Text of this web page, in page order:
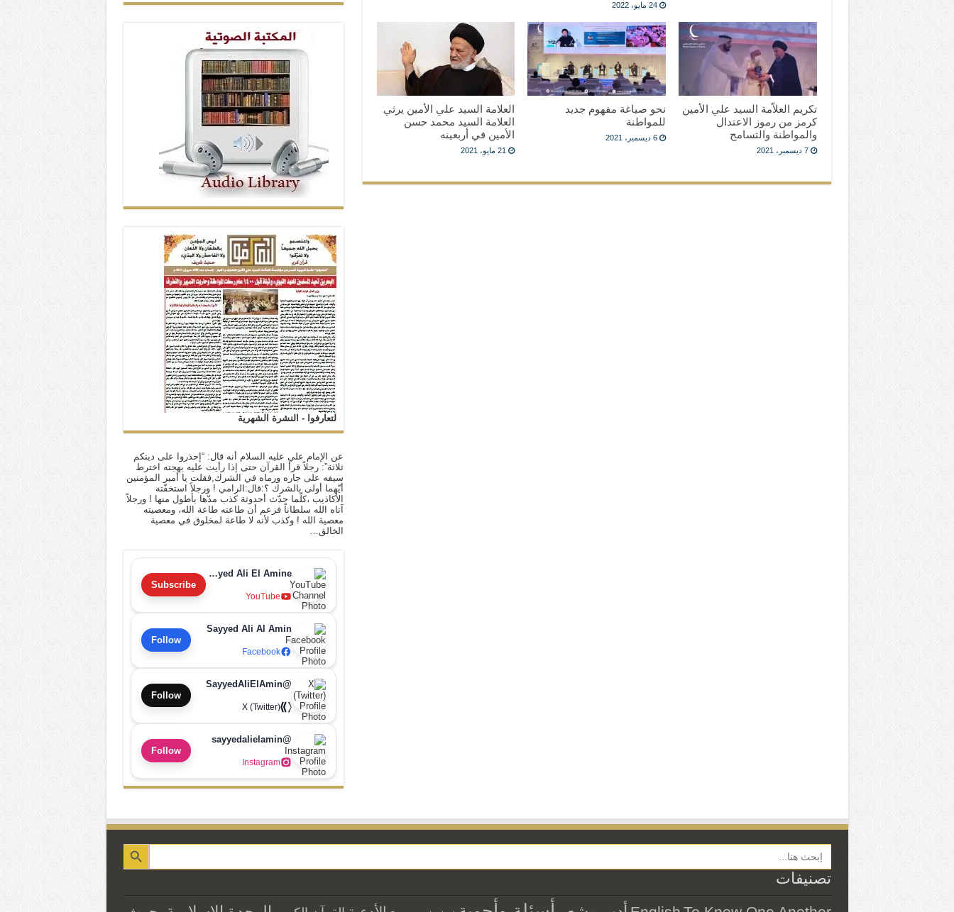
24 مايو، 2022
تكريم العلاّمة السيد علي الأمين
كرمز من رموز الاعتدال
والمواطنة والتسامح
7 ديسمبر، 2021
نحو صياغة مفهوم جديد
للمواطنة
6 ديسمبر، 2021
العلامة السيد علي الأمين يرثي
العلامة السيد محمد حسن
الأمين في أربعينه
21 مايو، 2021
لتعارفوا - النشرة الشهرية
عن الإمام علي عليه السلام أنه قال: “إحذروا على دينكم
ثلاثة”: رجلاً قرأ القرآن حتى إذا رأيت عليه بهجته اخترط
سيفه على جاره ورماه في الشرك,فقلت يا أمير المؤمنين
أيّهما أولى بالشرك ؟:قال:الرامي ! ورجلاً استخفّته
الأكاذيب ،كلّما حدّث أحدوثة كذب مدّها بأطول منها ! ورجلاً
آتاه الله سلطاناً فزعم أن طاعته طاعة الله، ومعصيته
معصية الله ! وكذب لأنه لا طاعة لمخلوق في معصية
الخالق…
Sayyed Ali El Amine
YouTube
Subscribe
Sayyed Ali Al Amin
Facebook
Follow
@SayyedAliElAmin
X (Twitter)
Follow
@sayyedalielamin
Instagram
Follow
Search Button
تصنيفات